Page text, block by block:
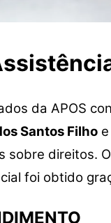
da APOS
Santos Filho e
sobre direitos.
foi obtido